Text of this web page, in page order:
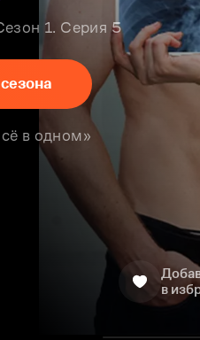
1. Серия 5
в одном»
в